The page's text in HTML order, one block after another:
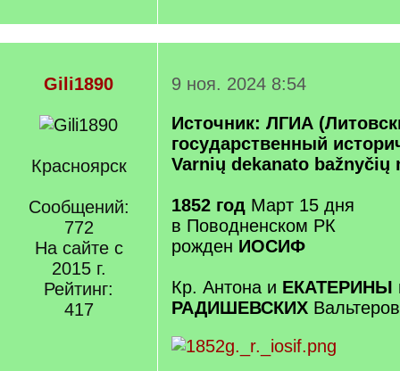
Gili1890
Красноярск
Сообщений:
772
На сайте с
2015 г.
Рейтинг:
417
9 ноя. 2024 8:54
Источник: ЛГИА
государственный
Varnių dekanato bažnyčių
1852 год Март 15 дня
в Поводненском РК
рожден ИОСИФ
Кр. Антона и ЕКАТЕРИНЫ
РАДИШЕВСКИХ Вальтеров